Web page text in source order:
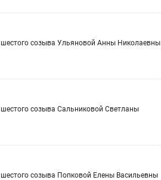
шестого созыва Ульяновой Анны Николаевны
шестого созыва Сальниковой Светланы
шестого созыва Попковой Елены Васильевны